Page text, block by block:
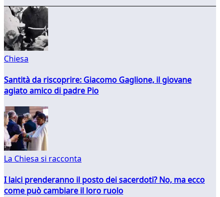
Chiesa
Santità da riscoprire: Giacomo Gaglione, il giovane
agiato amico di padre Pio
La Chiesa si racconta
I laici prenderanno il posto dei sacerdoti? No, ma ecco
come può cambiare il loro ruolo